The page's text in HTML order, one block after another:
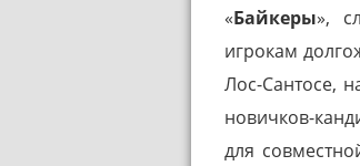
«Байкеры»,
игрокам
Лос-Сантосе,
новичков-
для